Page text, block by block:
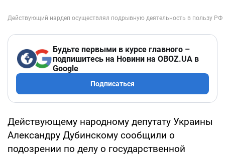
Будьте первыми в курсе главного –
подпишитесь на Новини на OBOZ.UA в
Google
Подписаться
Действующему народному депутату Украины
Александру Дубинскому сообщили о
подозрении по делу о государственной